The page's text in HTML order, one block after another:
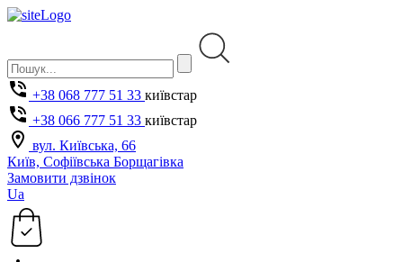
+38 068 777 51 33 київстар
+38 066 777 51 33 київстар
вул. Київська, 66
Київ, Софіївська Борщагівка
Замовити дзвінок
Ua